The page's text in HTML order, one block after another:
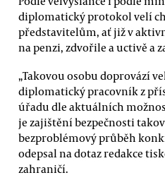
diplomatický protokol velí
představitelům, ať již v
na penzi, zdvořile a uctivě a
„Takovou osobu doprovází
diplomatický pracovník z
úřadu dle aktuálních
je zajištění bezpečnosti
bezproblémový průběh
odepsal na dotaz redakce
zahraničí.